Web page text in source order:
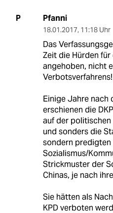
P Pfanni
18.01.2017, 11:18 Uhr
Das
Zeit die Hürden
angehoben, nicht
Verbotsverfahrens!
Einige Jahre nach
erschienen die
auf der politischen
und sonders die
sondern predigten
Sozialismus/
Strickmuster der
Chinas, je nach
Sie hätten als
KPD verboten